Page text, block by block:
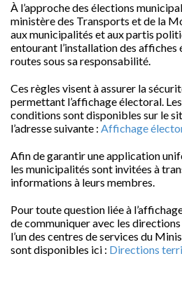
À l’approche des élections
ministère des Transports et de la
aux municipalités et aux partis
entourant l’installation des affiches
routes sous sa responsabilité.
Ces règles visent à assurer la
permettant l’affichage électoral.
conditions sont disponibles sur le
l’adresse suivante : Affichage
Afin de garantir une application
les municipalités sont invitées à
informations à leurs membres.
Pour toute question liée à
de communiquer avec les
l’un des centres de services du
sont disponibles ici : Directions